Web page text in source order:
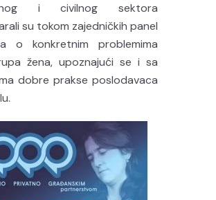
i civilnog sektora
su tokom zajedničkih panel
o konkretnim problemima
žena, upoznajući se i sa
dobre prakse poslodavaca